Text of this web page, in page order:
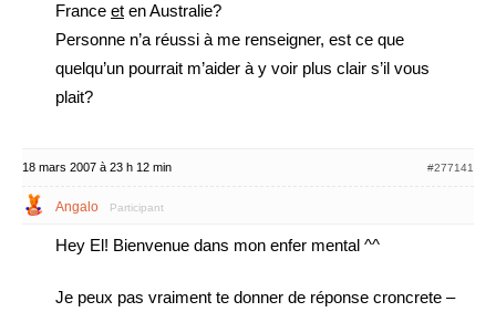
France et en Australie?
Personne n’a réussi à me renseigner, est ce que
quelqu’un pourrait m’aider à y voir plus clair s’il vous
plait?
18 mars 2007 à 23 h 12 min #277141
Angalo Participant
Hey El! Bienvenue dans mon enfer mental ^^
Je peux pas vraiment te donner de réponse croncrete –